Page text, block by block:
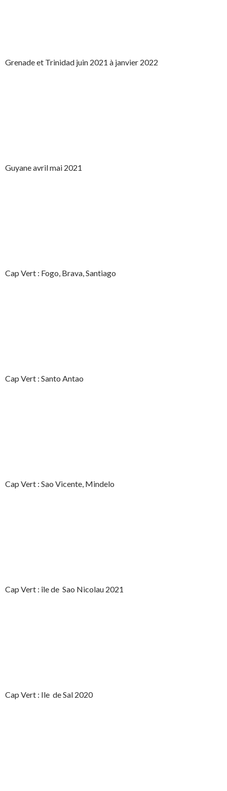
Grenade et Trinidad juin 2021 à janvier 2022
Guyane avril mai 2021
Cap Vert : Fogo, Brava, Santiago
Cap Vert : Santo Antao
Cap Vert : Sao Vicente, Mindelo
Cap Vert : île de Sao Nicolau 2021
Cap Vert : Ile de Sal 2020